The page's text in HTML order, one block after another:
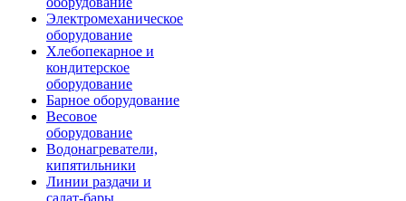
Электромеханическое
оборудование
Хлебопекарное и
кондитерское
оборудование
Барное оборудование
Весовое
оборудование
Водонагреватели,
кипятильники
Линии раздачи и
салат-бары